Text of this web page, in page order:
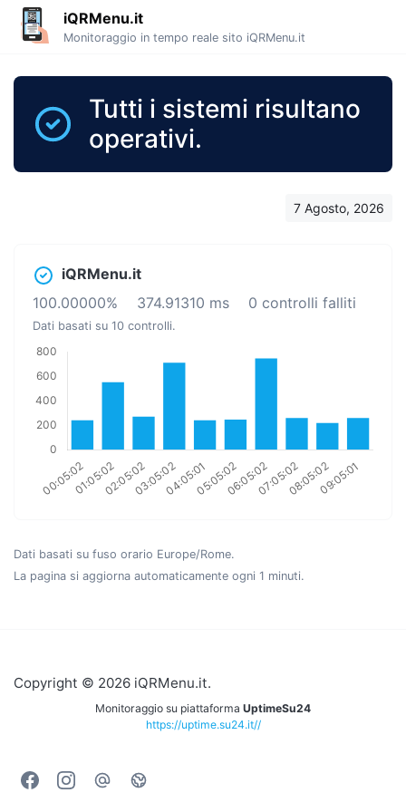
iQRMenu.it
Monitoraggio in tempo reale sito iQRMenu.it
Tutti i sistemi risultano
operativi.
7 Agosto, 2026
iQRMenu.it
100.00000%
374.91310 ms 0 controlli falliti
Dati basati su 10 controlli.
Dati basati su fuso orario Europe/Rome.
La pagina si aggiorna automaticamente ogni 1 minuti.
Copyright © 2026 iQRMenu.it.
Monitoraggio su piattaforma UptimeSu24
https://uptime.su24.it//